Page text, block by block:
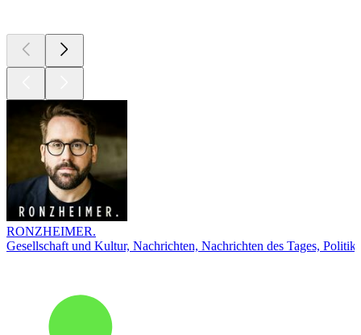
RONZHEIMER.
Gesellschaft und Kultur, Nachrichten, Nachrichten des Tages, Politik